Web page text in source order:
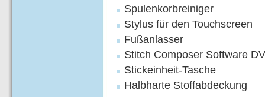
Spulenkorbreiniger
Stylus für den Touchscreen
Fußanlasser
Stitch Composer Software
Stickeinheit-Tasche
Halbharte Stoffabdeckung